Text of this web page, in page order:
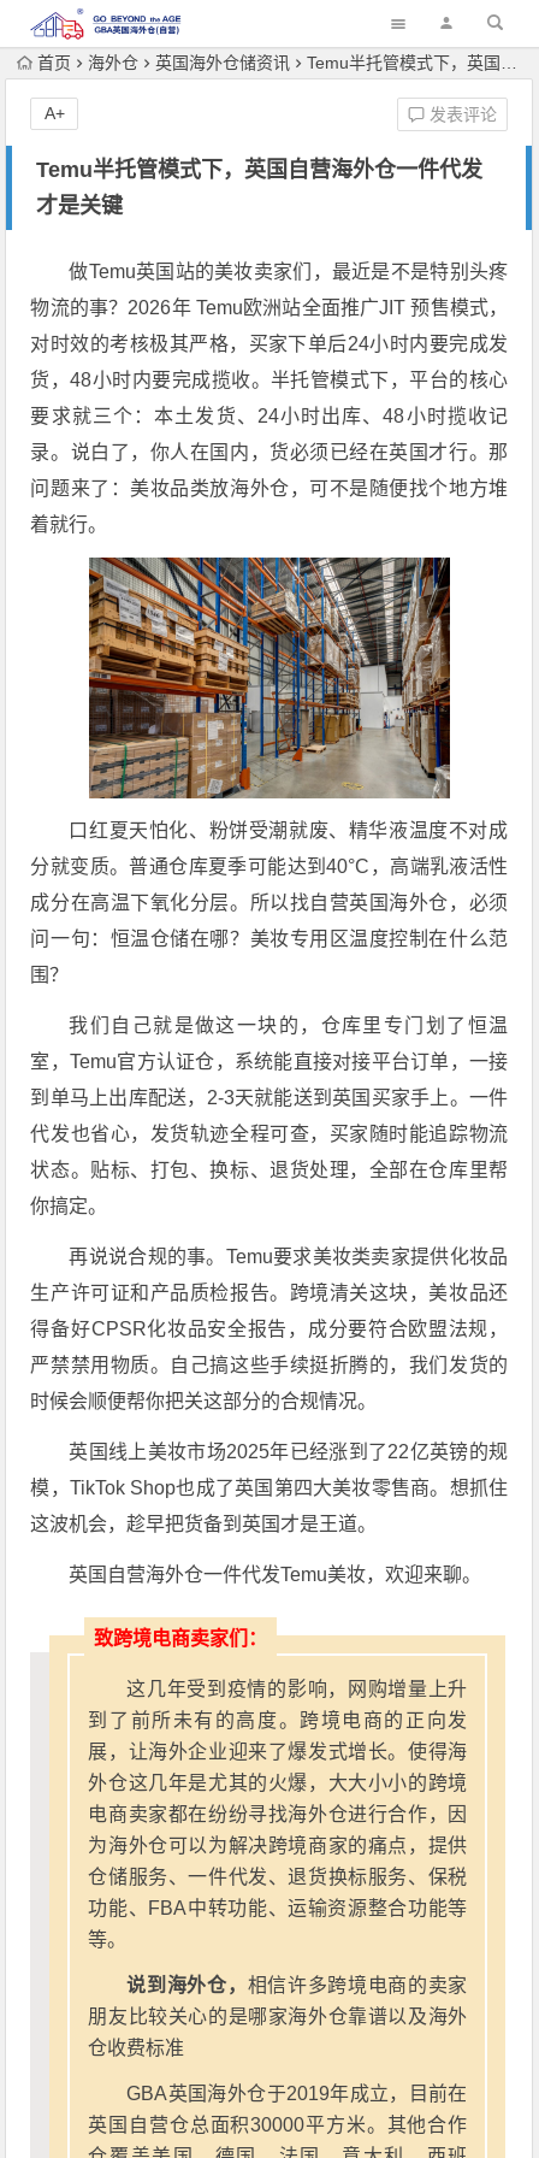
首页 海外仓 英国海外仓储资讯 Temu半托管模式下，英国自营海外仓一件代发才是关键
Temu半托管模式下，英国自营海外仓一件代发
才是关键
发表评论
A+
做Temu英国站的美妆卖家们，最近是不是特别头疼
物流的事？ 2026年 Temu欧洲站全面推广JIT 预售模式，
对时效的考核极其严格，买家下单后24小时内要完成发
货，48小时内要完成揽收。半托管模式下，平台的核心
要求就三个：本土发货、24小时出库、48小时揽收记
录。说白了，你人在国内，货必须已经在英国才行。 那
问题来了：美妆品类放海外仓，可不是随便找个地方堆
着就行。
口红夏天怕化、粉饼受潮就废、精华液温度不对成
分就变质。普通仓库夏季可能达到40°C，高端乳液活性
成分在高温下氧化分层。所以找自营英国海外仓，必须
问一句： 恒温仓储在哪？ 美妆专用区温度控制在什么范
围？
我们自己就是做这一块的，仓库里专门划了恒温
室， Temu官方认证仓，系统能直接对接平台订单，一接
到单马上出库配送， 2-3天就能送到英国买家手上。 一件
代发也省心，发货轨迹全程可查，买家随时能追踪物流
状态。贴标、打包、换标、退货处理，全部在仓库里帮
你搞定。
再说说合规的事。Temu要求美妆类卖家提供化妆品
生产许可证和产品质检报告。跨境清关这块，美妆品还
得备好CPSR化妆品安全报告 ，成分要符合欧盟法规，
严禁禁用物质。自己搞这些手续挺折腾的，我们发货的
时候会顺便帮你把关这部分的合规情况。
英国线上美妆市场2025年已经涨到了22亿英镑的规
模，TikTok Shop也成了英国第四大美妆零售商。想抓住
这波机会，趁早把货备到英国才是王道。
英国自营海外仓一件代发Temu美妆，欢迎来聊。
致跨境电商卖家们：
这几年受到疫情的影响，网购增量上升
到了前所未有的高度。跨境电商的正向发
展，让海外企业迎来了爆发式增长。使得海
外仓这几年是尤其的火爆，大大小小的跨境
电商卖家都在纷纷寻找海外仓进行合作，因
为海外仓可以为解决跨境商家的痛点，提供
仓储服务、一件代发、退货换标服务、保税
功能、FBA中转功能、运输资源整合功能等
等。
说到海外仓， 相信许多跨境电商的卖家
朋友比较关心的是哪家海外仓靠谱以及海外
仓收费标准
GBA英国海外仓于2019年成立，目前在
英国自营仓总面积30000平方米。其他合作